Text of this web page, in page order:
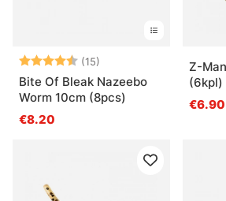
Arvio: (15)
4.7 5:sta tähdestä
Bite Of Bleak Nazeebo
Worm 10cm (8pcs)
€8.20
Z-
(6kpl)
€6.90